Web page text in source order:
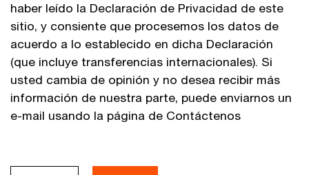
haber leído la Declaración de Privacidad de este
sitio, y consiente que procesemos los datos de
acuerdo a lo establecido en dicha Declaración
(que incluye transferencias internacionales). Si
usted cambia de opinión y no desea recibir más
información de nuestra parte, puede enviarnos un
e-mail usando la página de Contáctenos